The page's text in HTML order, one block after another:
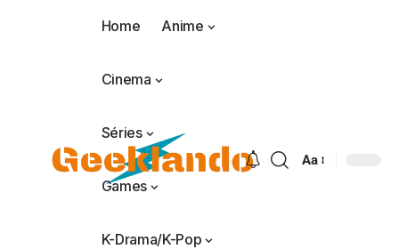
Home Anime
Cinema
Séries
Games
K-Drama/K-Pop
Aa